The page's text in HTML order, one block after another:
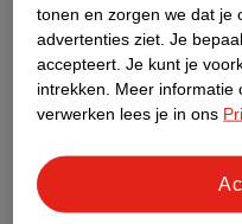
Ook in deze winkel
Kruidvat.nl
Laat je bestelling snel
tonen en zorgen we dat je
advertenties ziet. Je
accepteert. Je kunt je
intrekken.
Meer informatie
verwerken lees je in ons